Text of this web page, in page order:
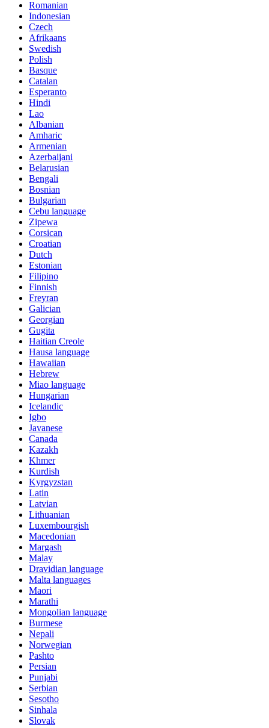
Romanian
Indonesian
Czech
Afrikaans
Swedish
Polish
Basque
Catalan
Esperanto
Hindi
Lao
Albanian
Amharic
Armenian
Azerbaijani
Belarusian
Bengali
Bosnian
Bulgarian
Cebu language
Zipewa
Corsican
Croatian
Dutch
Estonian
Filipino
Finnish
Freyran
Galician
Georgian
Gugita
Haitian Creole
Hausa language
Hawaiian
Hebrew
Miao language
Hungarian
Icelandic
Igbo
Javanese
Canada
Kazakh
Khmer
Kurdish
Kyrgyzstan
Latin
Latvian
Lithuanian
Luxembourgish
Macedonian
Margash
Malay
Dravidian language
Malta languages
Maori
Marathi
Mongolian language
Burmese
Nepali
Norwegian
Pashto
Persian
Punjabi
Serbian
Sesotho
Sinhala
Slovak